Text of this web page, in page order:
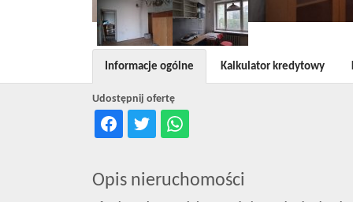
Udostępnij ofertę
Informacje ogólne Kalkulator kredytowy
Opis nieruchomości